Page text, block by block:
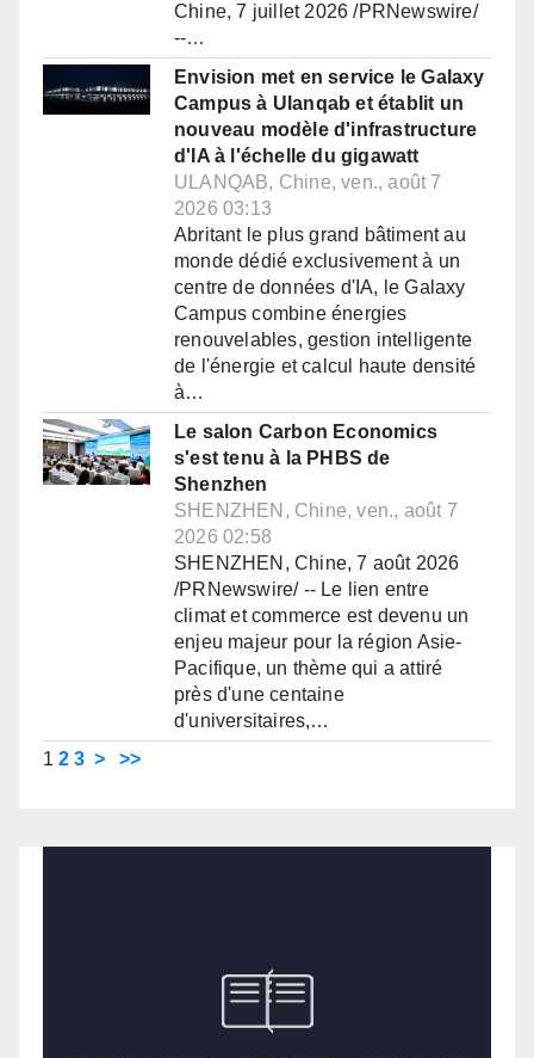
Chine, 7 juillet 2026 /PRNewswire/
--…
Envision met en service le Galaxy
Campus à Ulanqab et établit un
nouveau modèle d'infrastructure
d'IA à l'échelle du gigawatt
ULANQAB, Chine, ven., août 7
2026 03:13
Abritant le plus grand bâtiment au
monde dédié exclusivement à un
centre de données d'IA, le Galaxy
Campus combine énergies
renouvelables, gestion intelligente
de l'énergie et calcul haute densité
à…
Le salon Carbon Economics
s'est tenu à la PHBS de
Shenzhen
SHENZHEN, Chine, ven., août 7
2026 02:58
SHENZHEN, Chine, 7 août 2026
/PRNewswire/ -- Le lien entre
climat et commerce est devenu un
enjeu majeur pour la région Asie-
Pacifique, un thème qui a attiré
près d'une centaine
d'universitaires,…
1 2 3 > >>